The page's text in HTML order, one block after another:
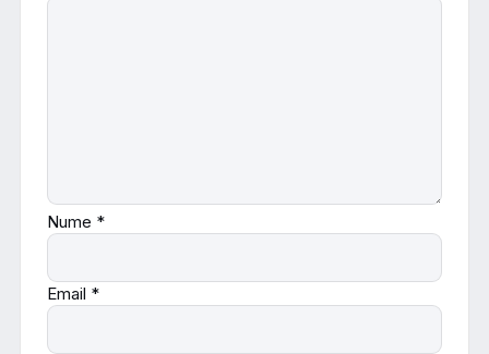
Nume *
Email *